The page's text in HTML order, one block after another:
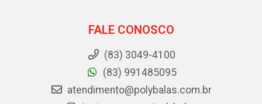
FALE CONOSCO
(83) 3049-4100
(83) 991485095
atendimento@polybalas.com.br